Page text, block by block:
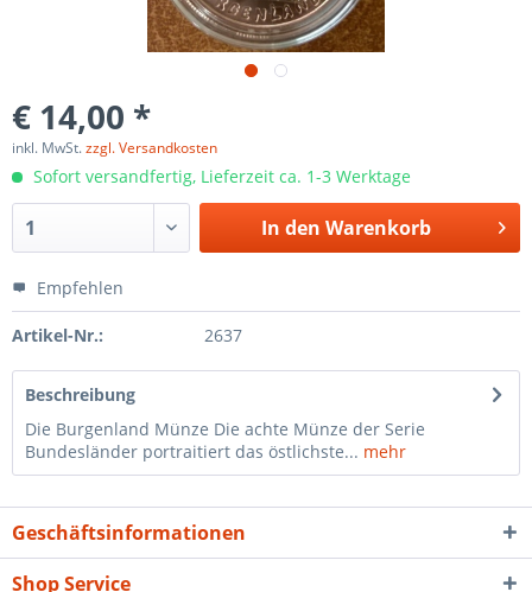
€ 14,00 *
inkl. MwSt.zzgl. Versandkosten
Sofort versandfertig, Lieferzeit ca. 1-3 Werktage
In den Warenkorb
Empfehlen
Artikel-Nr.: 2637
Beschreibung
Die Burgenland Münze Die achte Münze der Serie
Bundesländer portraitiert das östlichste... mehr
Geschäftsinformationen
Shop Service